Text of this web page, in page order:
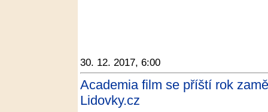
30. 12. 2017, 6:00
Academia film se příští rok
Lidovky.cz